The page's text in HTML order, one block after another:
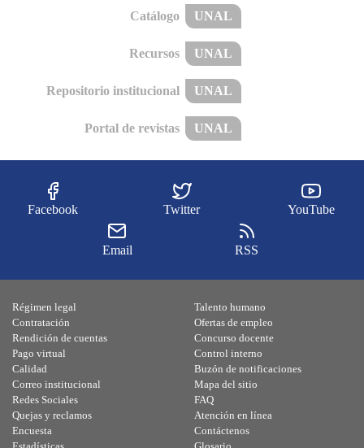
Catálogo UNAL
Recursos UNAL
Repositorio institucional UNAL
Portal de revistas UNAL
Facebook Twitter YouTube
Email RSS
Régimen legal
Contratación
Rendición de cuentas
Pago virtual
Calidad
Talento humano
Ofertas de empleo
Concurso docente
Control interno
Buzón de notificaciones
Correo institucional
Redes Sociales
Quejas y reclamos
Encuesta
Mapa del sitio
FAQ
Atención en línea
Contáctenos